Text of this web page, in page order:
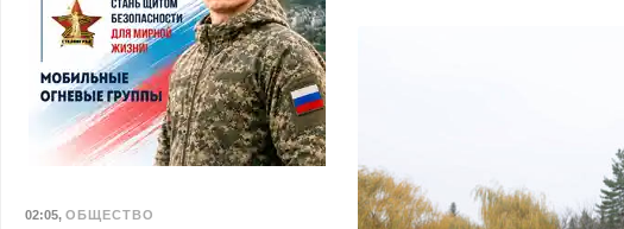
02:05, ОБЩЕСТВО